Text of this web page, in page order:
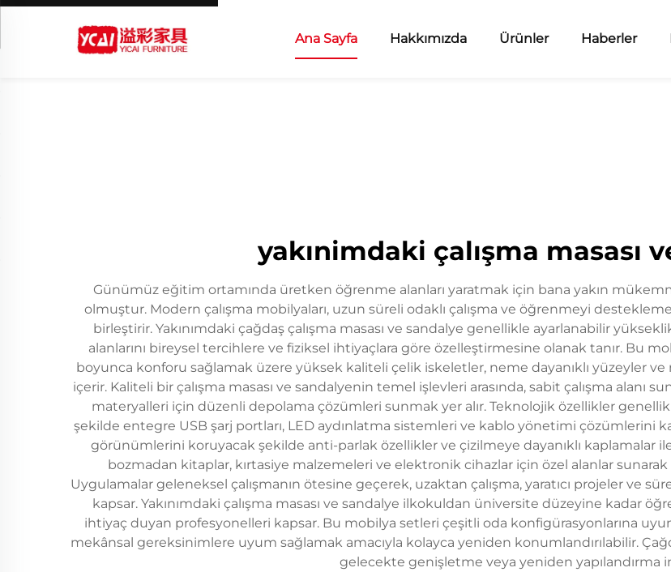
Ana Sayfa Hakkımızda Ürünler Haberler
yakınimdaki çalışma masası
Günümüz eğitim ortamında üretken öğrenme alanları yaratmak için bana yakın
olmuştur. Modern çalışma mobilyaları, uzun süreli odaklı çalışma ve öğrenmeyi
birleştirir. Yakınımdaki çağdaş çalışma masası ve sandalye genellikle ayarlanabilir
alanlarını bireysel tercihlere ve fiziksel ihtiyaçlara göre özelleştirmesine olanak tanır. Bu
boyunca konforu sağlamak üzere yüksek kaliteli çelik iskeletler, neme dayanıklı yüzeyler
içerir. Kaliteli bir çalışma masası ve sandalyenin temel işlevleri arasında, sabit çalışma alanı
materyalleri için düzenli depolama çözümleri sunmak yer alır. Teknolojik özellikler
şekilde entegre USB şarj portları, LED aydınlatma sistemleri ve kablo yönetimi çözümlerini
görünümlerini koruyacak şekilde anti-parlak özellikler ve çizilmeye dayanıklı kaplamalar
bozmadan kitaplar, kırtasiye malzemeleri ve elektronik cihazlar için özel alanlar
Uygulamalar geleneksel çalışmanın ötesine geçerek, uzaktan çalışma, yaratıcı projeler ve
kapsar. Yakınımdaki çalışma masası ve sandalye ilkokuldan üniversite düzeyine kadar
ihtiyaç duyan profesyonelleri kapsar. Bu mobilya setleri çeşitli oda konfigürasyonlarına
mekânsal gereksinimlere uyum sağlamak amacıyla kolayca yeniden konumlandırılabilir.
gelecekte genişletme veya yeniden yapılandırma